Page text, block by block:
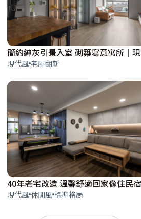
現代風 老屋翻新
現代風 休閒風 標準格局